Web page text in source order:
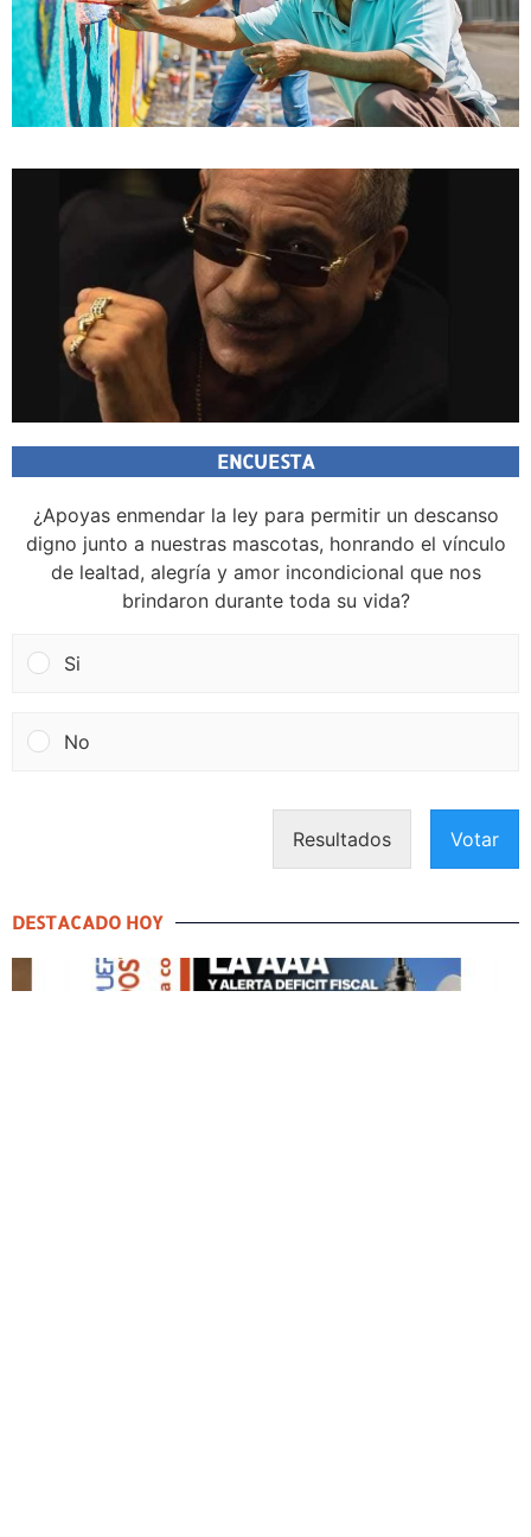
ENCUESTA
¿Apoyas enmendar la ley para permitir un descanso
digno junto a nuestras mascotas, honrando el vínculo
de lealtad, alegría y amor incondicional que nos
brindaron durante toda su vida?
Si
No
Resultados Votar
DESTACADO HOY